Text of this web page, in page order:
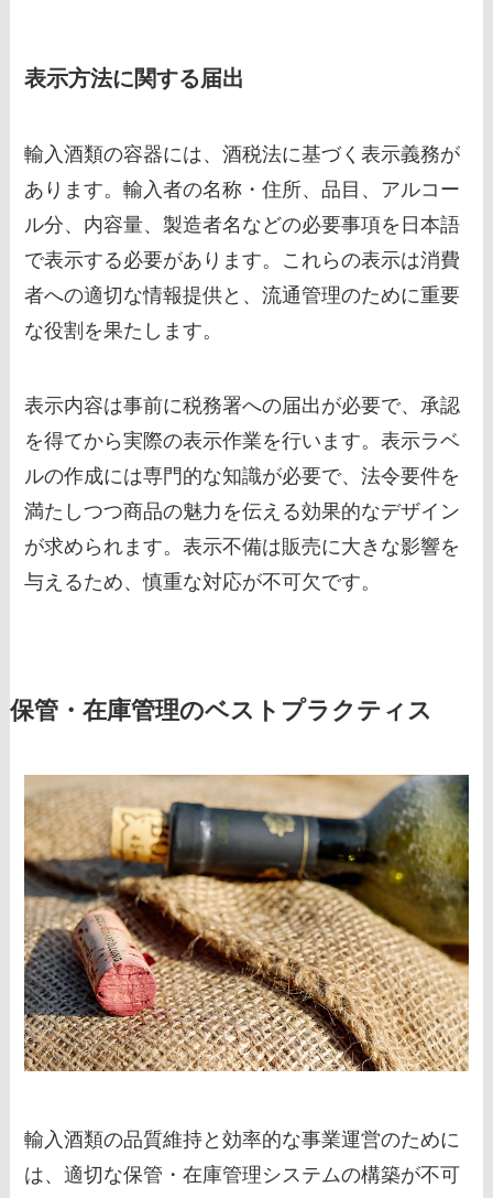
表示方法に関する届出
輸入酒類の容器には、酒税法に基づく表示義務が
あります。輸入者の名称・住所、品目、アルコー
ル分、内容量、製造者名などの必要事項を日本語
で表示する必要があります。これらの表示は消費
者への適切な情報提供と、流通管理のために重要
な役割を果たします。
表示内容は事前に税務署への届出が必要で、承認
を得てから実際の表示作業を行います。表示ラベ
ルの作成には専門的な知識が必要で、法令要件を
満たしつつ商品の魅力を伝える効果的なデザイン
が求められます。表示不備は販売に大きな影響を
与えるため、慎重な対応が不可欠です。
保管・在庫管理のベストプラクティス
輸入酒類の品質維持と効率的な事業運営のために
は、適切な保管・在庫管理システムの構築が不可